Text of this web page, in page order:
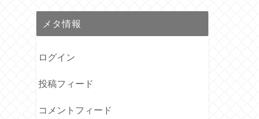
メタ情報
ログイン
投稿フィード
コメントフィード